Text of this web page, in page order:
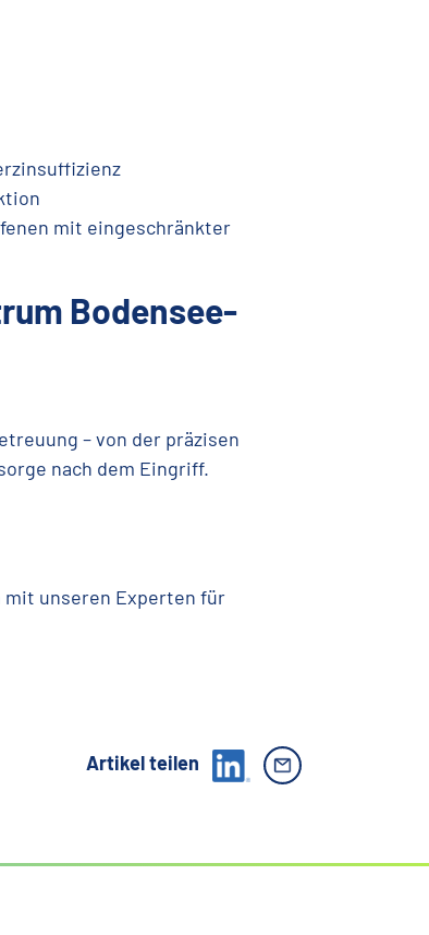
mit eingeschränkter
Bodensee-
– von der präzisen
nach dem Eingriff.
mit unseren Experten für
Artikel teilen